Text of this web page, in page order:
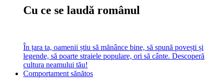
Cu ce se laudă românul
În țara ta, oamenii știu să mănânce bine, să spună povești și
legende, să poarte straiele populare, ori să cânte. Descoperă
cultura neamului tău!
Comportament sănătos